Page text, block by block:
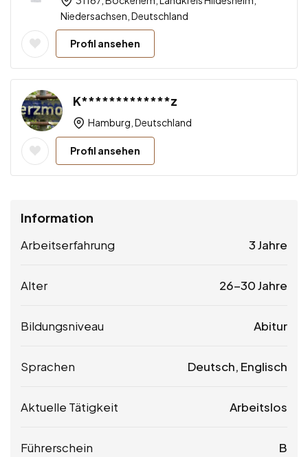
Niedersachsen, Deutschland
Profil ansehen
K*************z
Hamburg, Deutschland
Profil ansehen
Information
Arbeitserfahrung 3 Jahre
Alter 26-30 Jahre
Bildungsniveau Abitur
Sprachen Deutsch, Englisch
Aktuelle Tätigkeit Arbeitslos
Führerschein B